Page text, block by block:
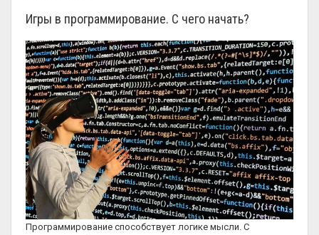
Игры в программирование. С чего начать?
Программирование способствует логике мысли. С